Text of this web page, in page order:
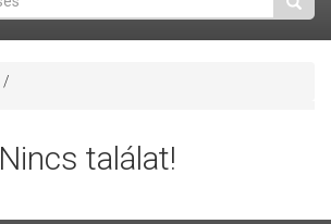
/
Nincs találat!